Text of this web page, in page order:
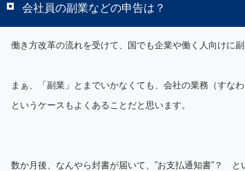
会社員の副業などの申告は？
働き方改革の流れを受けて、国でも企業や働く人向けに
まぁ、「副業」とまでいかなくても、会社の業務（すな
というケースもよくあることだと思います。
数か月後、なんやら封書が届いて、”お支払通知書”？ と